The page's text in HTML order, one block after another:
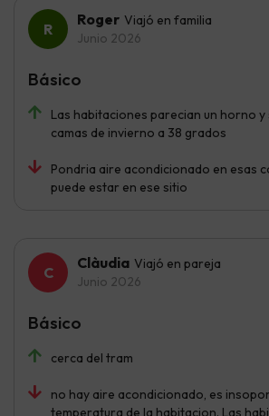
Roger Viajó en familia
Junio 2026
Las habitaciones parecian un horno y
camas de invierno a 38 grados
Pondria aire acondicionado en esas
puede estar en ese sitio
Básico
Clàudia Viajó en pareja
Junio 2026
cerca del tram
no hay aire acondicionado, es
Básico